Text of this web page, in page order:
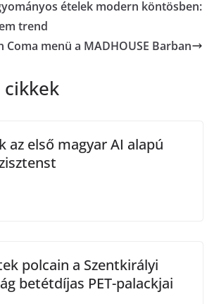
ételek modern köntösben:
trend
Coma menü a MADHOUSE Barban
az első magyar AI alapú
polcain a Szentkirályi
betétdíjas PET-palackjai